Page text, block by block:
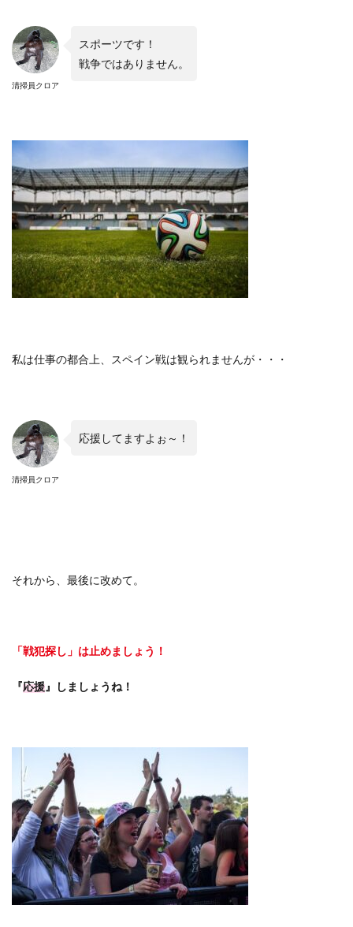
清掃員クロア
スポーツです！
戦争ではありません。
私は仕事の都合上、スペイン戦は観られませんが・・・
清掃員クロア
応援してますよぉ～！
それから、最後に改めて。
「戦犯探し」は止めましょう！
『応援』しましょうね！